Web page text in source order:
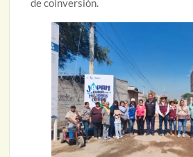
de coinversión.